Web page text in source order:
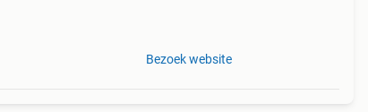
Bezoek website